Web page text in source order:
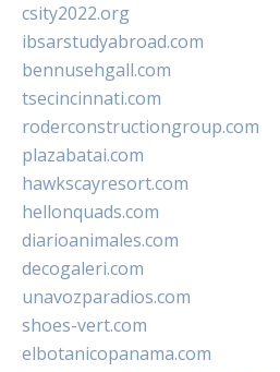
csity2022.org
ibsarstudyabroad.com
bennusehgall.com
tsecincinnati.com
roderconstructiongroup.com
plazabatai.com
hawkscayresort.com
hellonquads.com
diarioanimales.com
decogaleri.com
unavozparadios.com
shoes-vert.com
elbotanicopanama.com